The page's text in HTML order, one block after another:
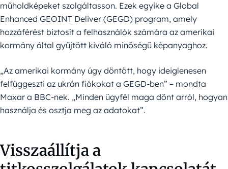
műholdképeket szolgáltasson. Ezek egyike a Global
Enhanced GEOINT Deliver (GEGD) program, amely
hozzáférést biztosít a felhasználók számára az amerikai
kormány által gyűjtött kiváló minőségű képanyaghoz.
„Az amerikai kormány úgy döntött, hogy ideiglenesen
felfüggeszti az ukrán fiókokat a GEGD-ben” – mondta
Maxar a BBC-nek. „Minden ügyfél maga dönt arról, hogyan
használja és osztja meg az adatokat”.
Visszaállítja a